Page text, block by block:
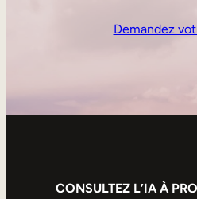
Demandez
CONSULTEZ L’IA À